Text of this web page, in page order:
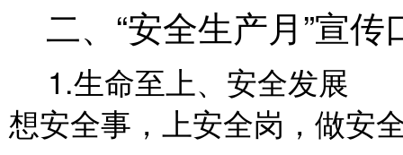
二、“安全生产月”宣传
1.生命
想安全事，上安全岗，做安